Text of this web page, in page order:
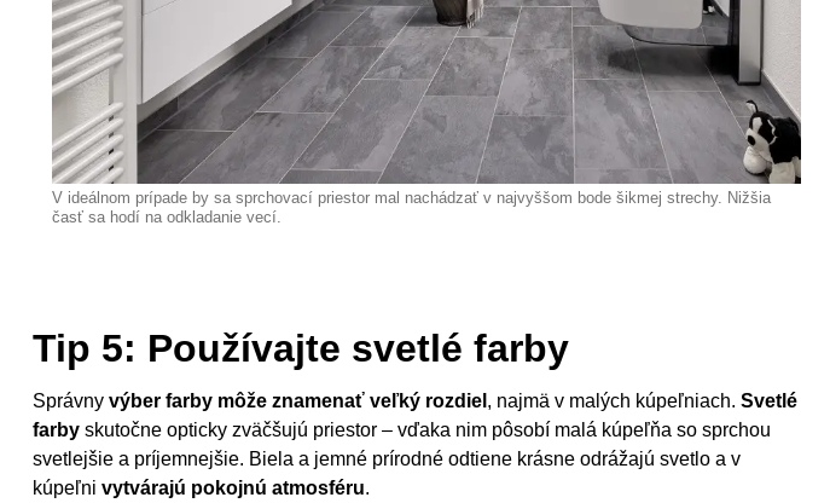
V ideálnom prípade by sa sprchovací priestor mal nachádzať v najvyššom bode šikmej strechy. Nižšia
časť sa hodí na odkladanie vecí.
Tip 5: Používajte svetlé farby
Správny výber farby môže znamenať veľký rozdiel , najmä v malých kúpeľniach. Svetlé
farby skutočne opticky zväčšujú priestor – vďaka nim pôsobí malá kúpeľňa so sprchou
svetlejšie a príjemnejšie. Biela a jemné prírodné odtiene krásne odrážajú svetlo a v
kúpeľni vytvárajú pokojnú atmosféru.